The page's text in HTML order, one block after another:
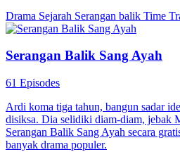
Drama Sejarah Serangan balik Time
Serangan Balik Sang Ayah
61 Episodes
Ardi koma tiga tahun, bangun sadar
disiksa. Dia selidiki diam-diam, jebak
Serangan Balik Sang Ayah secara
banyak drama populer.